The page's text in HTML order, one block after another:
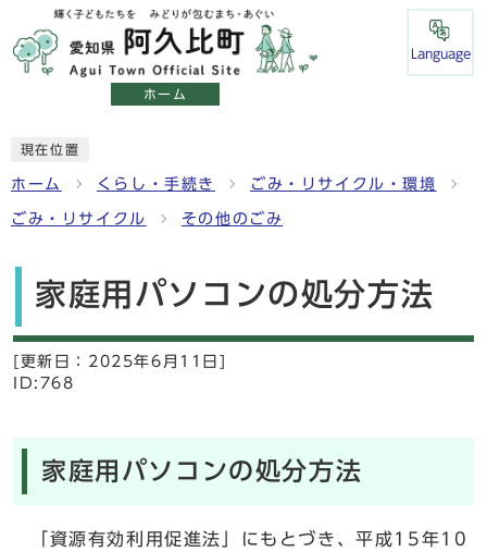
ホーム
Language
現在位置
ホーム くらし・手続き ごみ・リサイクル・環境
ごみ・リサイクル その他のごみ
家庭用パソコンの処分方法
[更新日： 2025年6月11日]
ID:768
家庭用パソコンの処分方法
「資源有効利用促進法」にもとづき、平成15年10